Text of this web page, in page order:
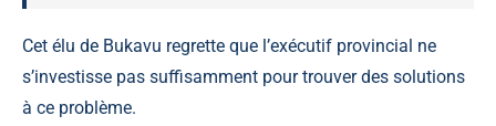
Cet élu de Bukavu regrette que l’exécutif provincial ne
s’investisse pas suffisamment pour trouver des solutions
à ce problème.